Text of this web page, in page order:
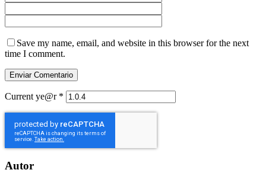
Save my name, email, and website in this browser for the next
time I comment.
Current ye@r *
Autor